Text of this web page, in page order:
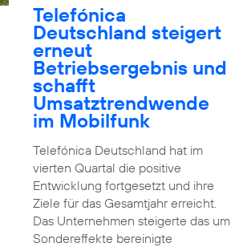
Telefónica
Deutschland steigert
erneut
Betriebsergebnis und
schafft
Umsatztrendwende
im Mobilfunk
Telefónica Deutschland hat im
vierten Quartal die positive
Entwicklung fortgesetzt und ihre
Ziele für das Gesamtjahr erreicht.
Das Unternehmen steigerte das um
Sondereffekte bereinigte